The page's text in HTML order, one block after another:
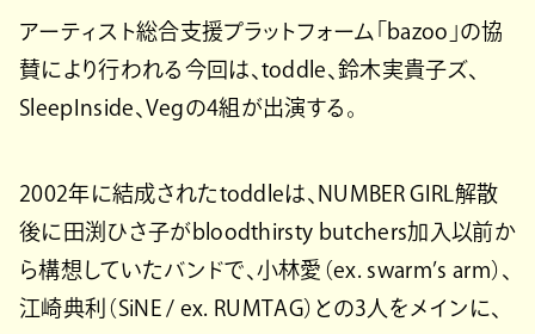
アーティスト総合支援プラットフォーム「bazoo」の協
賛により行われる今回は、toddle、鈴木実貴子ズ、
SleepInside、Vegの4組が出演する。
2002年に結成されたtoddleは、NUMBER GIRL解散
後に田渕ひさ子がbloodthirsty butchers加入以前か
ら構想していたバンドで、小林愛（ex. swarm’s arm）、
江崎典利（SiNE / ex. RUMTAG）との3人をメインに、